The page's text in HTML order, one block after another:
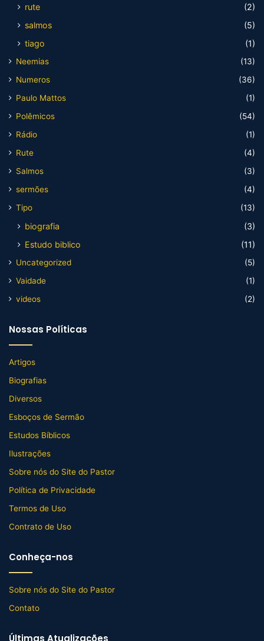
rute
(2)
salmos
(5)
tiago
(1)
Neemias
(13)
Numeros
(36)
Paulo Mattos
(1)
Polêmicos
(54)
Rádio
(1)
Rute
(4)
Salmos
(3)
sermões
(4)
Tipo
(13)
biografia
(3)
Estudo biblico
(11)
Uncategorized
(5)
Vaidade
(1)
videos
(2)
Nossas Políticas
Artigos
Biografias
Diversos
Esboços de Sermão
Estudos Bíblicos
Ilustrações
Sobre nós do Site do Pastor
Política de Privacidade
Termos de Uso
Contrato de Uso
Conheça-nos
Sobre nós do Site do Pastor
Contato
Últimas Atualizações